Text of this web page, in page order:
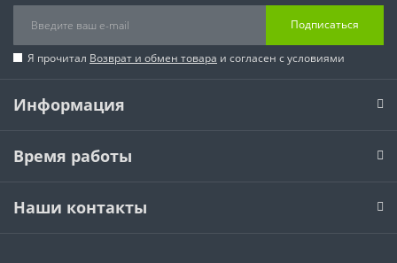
Подписаться
Я прочитал Возврат и обмен товара и согласен с условиями
Информация
Время работы
Наши контакты